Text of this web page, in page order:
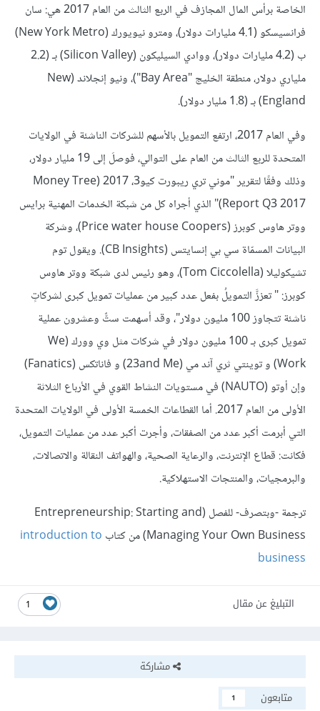
الخاصة برأس المال المجازف في الربع الثالث من العام 2017 هي: سان
فرانسيسكو (4.1 مليارات دولار)، ومترو نيويورك (New York Metro)
ب (4.2 مليارات دولار)، ووادي السيليكون (Silicon Valley) بـ (2.2
ملياري دولار، منطقة الخليج "Bay Area")، ونيو إنجلاند (New
England) بـ (1.8 مليار دولار).
وفي العام 2017، ارتفع التمويل بالأسهم للشركات الناشئة في الولايات
المتحدة للربع الثالث من العام على التوالي، فوصلَ إلى 19 مليار دولار،
وذلك وفقًا لتقرير "موني تري ريبورت كيو3، 2017 (Money Tree
Report Q3 2017)" الذي أجراه كل من شبكة الخدمات المهنية برايس
ووتر هاوس كوبرز (Price water house Coopers)، وشركة
البيانات المسمّاة سي بي إنسايتس (CB Insights). ويقول توم
تشيكوليلا (Tom Ciccolella)، وهو رئيس لدى شبكة ووتر هاوس
كوبرز: " تعززَّ التمويلُ بفعل عدد كبير من عمليات تمويل كبرى لشركاتٍ
ناشئة تتجاوز 100 مليون دولار"، وقد أسهمت ستٌّ وعشرون عملية
تمويل كبرى بـ 100 مليون دولار في شركات مثل وي وورك (We
Work) و توينتي ثري آند مي (23and Me) و فاناتكس (Fanatics)
وإن أوتو (NAUTO) في مستويات النشاط القوي في الأرباع الثلاثة
الأولى من العام 2017. أما القطاعات الخمسة الأولى في الولايات المتحدة
التي أبرمت أكبر عدد من الصفقات، وأجرت أكبر عدد من عمليات التمويل،
فكانت: قطاع الإنترنت، والرعاية الصحية، والهواتف النقالة والاتصالات،
والبرمجيات، والمنتجات الاستهلاكية.
ترجمة -وبتصرف- للفصل (Entrepreneurship: Starting and
Managing Your Own Business) من كتاب
introduction to
business
1 التبليغ عن مقال
مشاركة
متابعون
1